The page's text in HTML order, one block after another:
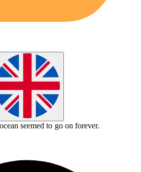
seemed to go on forever.